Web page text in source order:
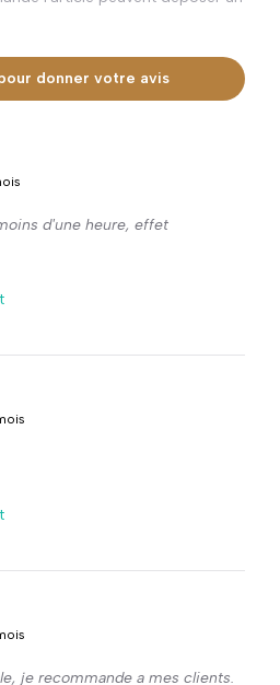
donner votre avis
d'une heure, effet
je recommande a mes clients.